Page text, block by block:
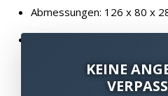
Abmessungen: 126 x 80 x
Einmessmikrofon und
KEINE